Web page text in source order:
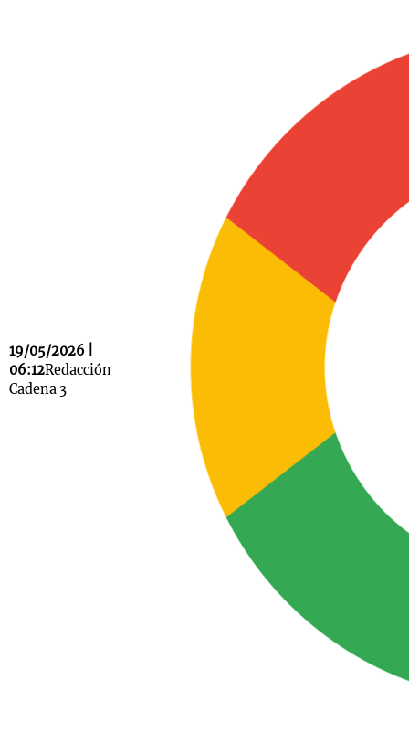
19/05/2026 |
06:12Redacción
Cadena 3
Notas
La Sole en